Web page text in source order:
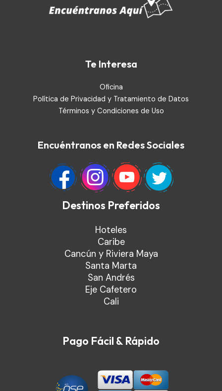
Te Interesa
Oficina
Política de Privacidad y Tratamiento de Datos
Términos y Condiciones de Uso
Encuéntranos en Redes Sociales
Destinos Preferidos
Hoteles
Caribe
Cancún y Riviera Maya
Santa Marta
San Andrés
Eje Cafetero
Cali
Pago Fácil & Rápido